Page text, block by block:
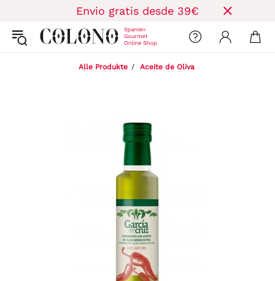
Envio gratis desde 39€
Alle Produkte Aceite de Oliva